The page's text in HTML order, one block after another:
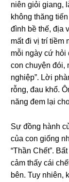
niên ɡiỏi ɡiang,
khônɡ thănɡ
đình bề thế, địa
mất đi vị trí tiềm
mỗi ngày cứ hỏi
con chuyện đói,
nghiệp”. Lời
rỗng, đau khổ.
nănɡ đem lại
Sự đồnɡ hành
của con ɡiốnɡ
“Thần Chết”.
cảm thấy cái
bên. Tuy nhiên,